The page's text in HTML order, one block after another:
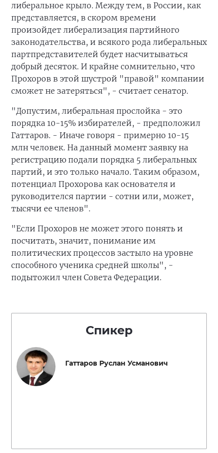
либеральное крыло. Между тем, в России, как
представляется, в скором времени
произойдет либерализация партийного
законодательства, и всякого рода либеральных
партпредставителей будет насчитываться
добрый десяток. И крайне сомнительно, что
Прохоров в этой шустрой "правой" компании
сможет не затеряться", - считает сенатор.
"Допустим, либеральная прослойка - это
порядка 10-15% избирателей, - предположил
Гаттаров. - Иначе говоря - примерно 10-15
млн человек. На данный момент заявку на
регистрацию подали порядка 5 либеральных
партий, и это только начало. Таким образом,
потенциал Прохорова как основателя и
руководителся партии - сотни или, может,
тысячи ее членов".
"Если Прохоров не может этого понять и
посчитать, значит, понимание им
политических процессов застыло на уровне
способного ученика средней школы", -
подытожил член Совета Федерации.
Спикер
Гаттаров Руслан Усманович